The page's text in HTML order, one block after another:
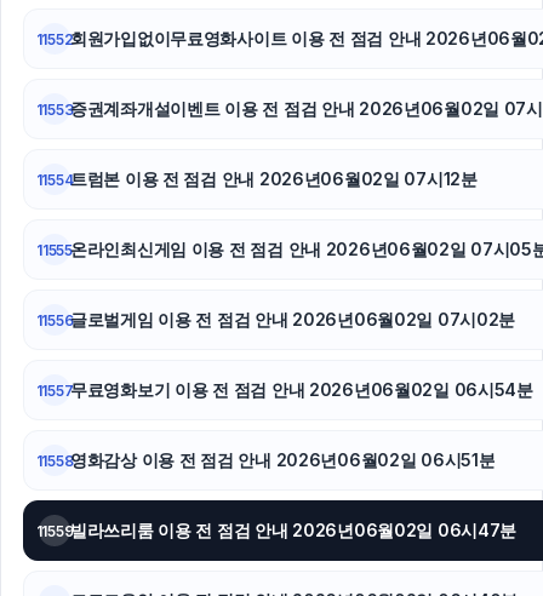
서울암요양병원
흥신소
11552회원가입없이무료영화사이트 이용 전 점검 안내 2026년06월
11553증권계좌개설이벤트 이용 전 점검 안내 2026년06월02일 07
11554트럼본 이용 전 점검 안내 2026년06월02일 07시12분
11555온라인최신게임 이용 전 점검 안내 2026년06월02일 07시05
11556글로벌게임 이용 전 점검 안내 2026년06월02일 07시02분
11557무료영화보기 이용 전 점검 안내 2026년06월02일 06시54분
11558영화감상 이용 전 점검 안내 2026년06월02일 06시51분
11559빌라쓰리룸 이용 전 점검 안내 2026년06월02일 06시47분